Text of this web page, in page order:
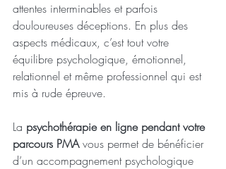
attentes interminables et parfois
douloureuses déceptions. En plus des
aspects médicaux, c’est tout votre
équilibre psychologique, émotionnel,
relationnel et même professionnel qui est
mis à rude épreuve.
La psychothérapie en ligne pendant votre
parcours PMA vous permet de bénéficier
d’un accompagnement psychologique